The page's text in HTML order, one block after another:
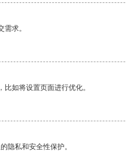
求。
如将设置页面进行优化。
隐私和安全性保护。